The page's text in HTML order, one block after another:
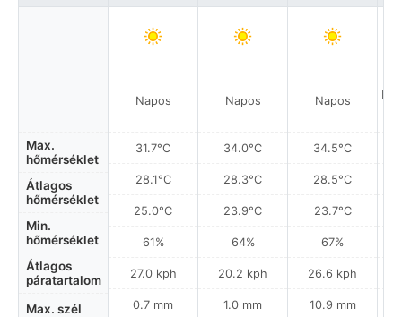
Max.
hőmérséklet
Átlagos
hőmérséklet
Min.
hőmérséklet
Átlagos
páratartalom
Max. szél
Napos
31.7°C
28.1°C
25.0°C
61%
27.0 kph
0.7 mm
Napos
34.0°C
28.3°C
23.9°C
64%
20.2 kph
1.0 mm
Napos
34.5°C
28.5°C
23.7°C
67%
26.6 kph
10.9 mm